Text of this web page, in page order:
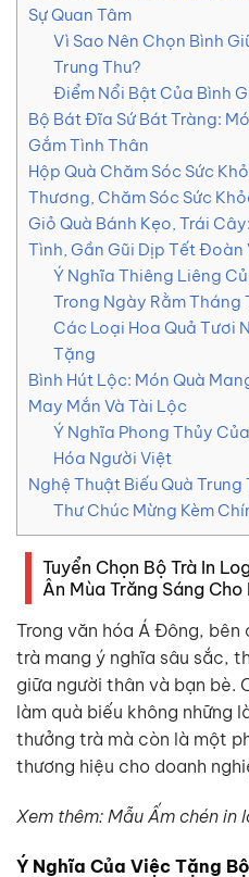
Sự Quan Tâm
Vì Sao Nên Chọn Bình
Trung Thu?
Điểm Nổi Bật Của Bình
Bộ Bát Đĩa Sứ Bát Tràng:
Gắm Tình Thân
Hộp Quà Chăm Sóc Sức
Thương, Chăm Sóc Sức
Giỏ Quà Bánh Kẹo, Trái
Tình, Gần Gũi Dịp Tết Đoàn
Ý Nghĩa Thiêng Liêng
Trong Ngày Rằm Tháng
Các Loại Hoa Quả Tươi
Tặng
Bình Hút Lộc: Món Quà
May Mắn Và Tài Lộc
Ý Nghĩa Phong Thủy
Hóa Người Việt
Nghệ Thuật Biếu Quà
Thư Chúc Mừng Kèm
Tuyển Chọn Bộ Trà In
Ân Mùa Trăng Sáng
Trong văn hóa Á Đông, bên
trà mang ý nghĩa sâu sắc,
giữa người thân và bạn bè.
làm quà biếu không những
thưởng trà mà còn là một
thương hiệu cho doanh
Xem thêm: Mẫu Ấm chén in
Ý Nghĩa Của Việc Tặng